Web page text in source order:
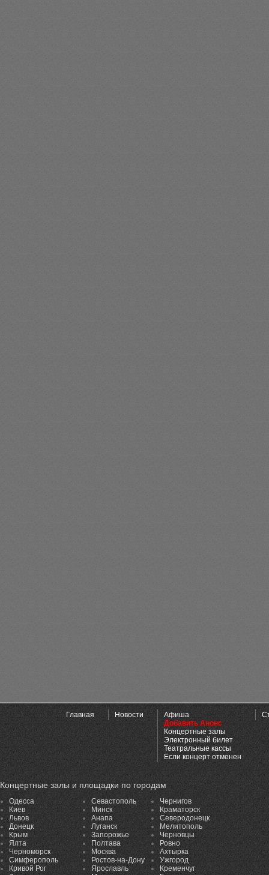
Главная Новости
Афиша
Добавить Анонс
Концертные залы
Электронный билет
Театральные кассы
Если концерт отменен
Концертные залы и площадки по городам
Одесса
Киев
Львов
Донецк
Крым
Ялта
Черноморск
Симферополь
Кривой Рог
Севастополь
Минск
Анапа
Луганск
Запорожье
Полтава
Москва
Ростов-на-Дону
Ярославль
Чернигов
Краматорск
Северодонецк
Мелитополь
Черновцы
Ровно
Ахтырка
Ужгород
Кременчуг